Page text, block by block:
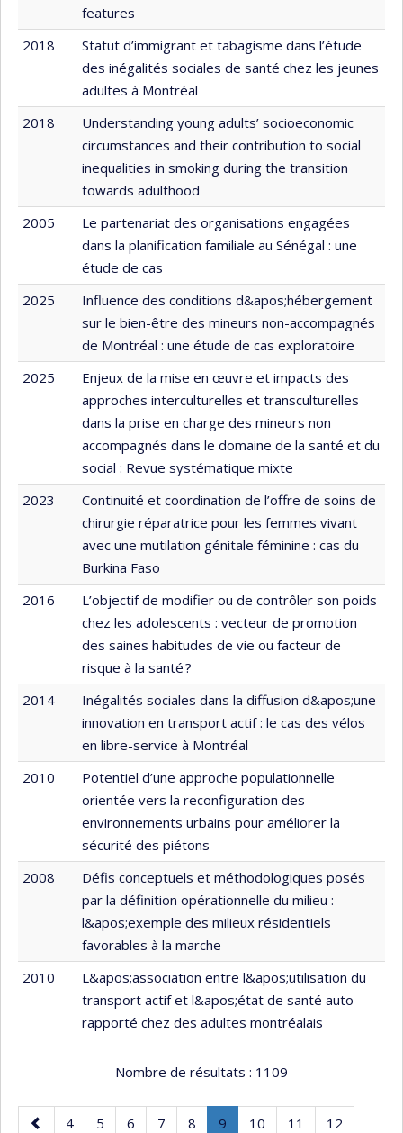
features
2018
Statut d’immigrant et tabagisme dans l’étude
des inégalités sociales de santé chez les jeunes
adultes à Montréal
2018
Understanding young adults’ socioeconomic
circumstances and their contribution to social
inequalities in smoking during the transition
towards adulthood
2005
Le partenariat des organisations engagées
dans la planification familiale au Sénégal : une
étude de cas
2025
Influence des conditions d&apos;hébergement
sur le bien-être des mineurs non-accompagnés
de Montréal : une étude de cas exploratoire
2025
Enjeux de la mise en œuvre et impacts des
approches interculturelles et transculturelles
dans la prise en charge des mineurs non
accompagnés dans le domaine de la santé et du
social : Revue systématique mixte
2023
Continuité et coordination de l’offre de soins de
chirurgie réparatrice pour les femmes vivant
avec une mutilation génitale féminine : cas du
Burkina Faso
2016
L’objectif de modifier ou de contrôler son poids
chez les adolescents : vecteur de promotion
des saines habitudes de vie ou facteur de
risque à la santé ?
2014
Inégalités sociales dans la diffusion d&apos;une
innovation en transport actif : le cas des vélos
en libre-service à Montréal
2010
Potentiel d’une approche populationnelle
orientée vers la reconfiguration des
environnements urbains pour améliorer la
sécurité des piétons
2008
Défis conceptuels et méthodologiques posés
par la définition opérationnelle du milieu :
l&apos;exemple des milieux résidentiels
favorables à la marche
2010
L&apos;association entre l&apos;utilisation du
transport actif et l&apos;état de santé auto-
rapporté chez des adultes montréalais
Nombre de résultats : 1109
PagePage
4 Page
5 Page
6 Page
7 Page
8 Page
9 Page
10 Page
11 Page
12